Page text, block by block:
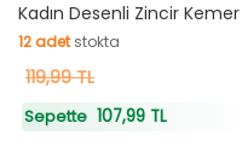
Hızlı Teslimat
Kadın Desenli Zincir Kemer
12adetstokta
12adetstokta
119,99 TL
Sepette 107,99 TL